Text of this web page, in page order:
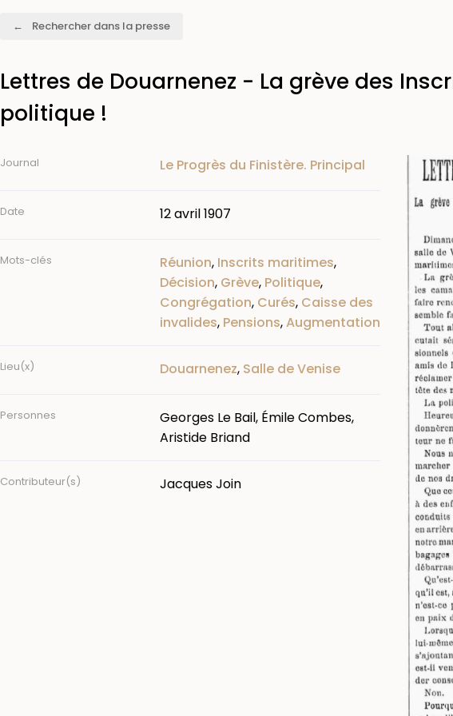
Rechercher dans la presse
Lettres de Douarnenez - La grève des
politique !
Journal Le Progrès du Finistère. Principal
Date 12 avril 1907
Mots-clés Réunion, Inscrits maritimes,
Décision, Grève, Politique,
Congrégation, Curés, Caisse des
invalides, Pensions,Augmentation
Lieu(x) Douarnenez, Salle de Venise
Personnes
Georges Le Bail, Émile Combes,
Aristide Briand
Contributeur(s) Jacques Join
Image